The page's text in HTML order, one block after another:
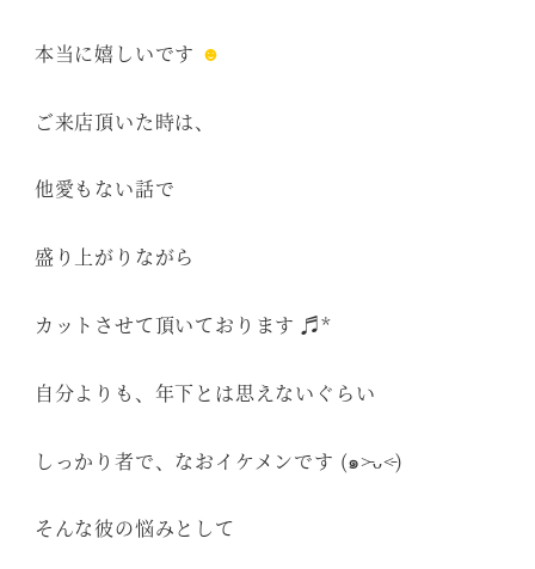
本当に嬉しいです ☻
ご来店頂いた時は、
他愛もない話で
盛り上がりながら
カットさせて頂いております ♬*
自分よりも、年下とは思えないぐらい
しっかり者で、なおイケメンです (๑˃̵ᴗ˂̵)
そんな彼の悩みとして